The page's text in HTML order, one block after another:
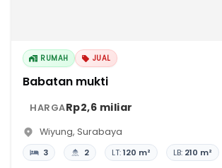
RUMAH JUAL
Babatan mukti
HARGARp2,6 miliar
Wiyung, Surabaya
3 2 LT:120 m² LB: 210 m²